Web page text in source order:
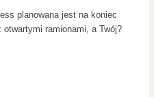
planowana jest na koniec
ramionami, a Twój?